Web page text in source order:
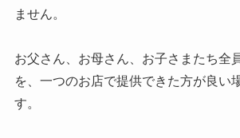
ません。
お父さん、お母さん、お子さまたち全
を、一つのお店で提供できた方が良い
す。